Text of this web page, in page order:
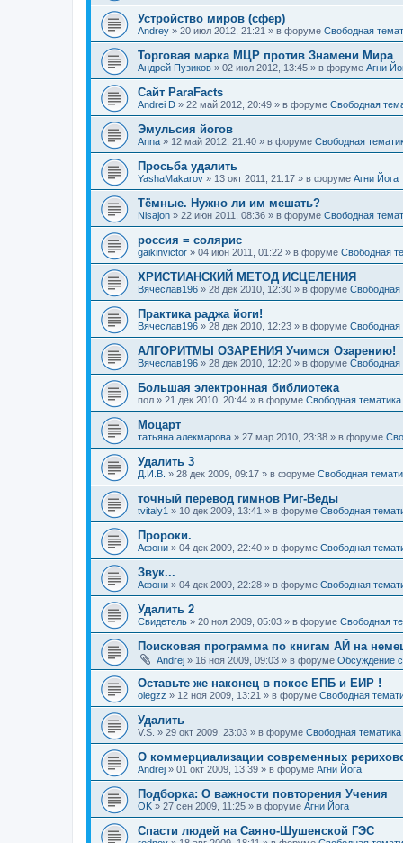
Устройство миров (сфер)
Andrey » 20 июл 2012, 21:21 » в форуме Свободная
Торговая марка МЦР против Знамени Мира
Андрей Пузиков » 02 июл 2012, 13:45 » в форуме Агни
Сайт ParaFacts
Andrei D » 22 май 2012, 20:49 » в форуме Свободная
Эмульсия йогов
Anna » 12 май 2012, 21:40 » в форуме Свободная
Просьба удалить
YashaMakarov » 13 окт 2011, 21:17 » в форуме Агни Йога
Тёмные. Нужно ли им мешать?
Nisajon » 22 июн 2011, 08:36 » в форуме Свободная
россия = солярис
gaikinvictor » 04 июн 2011, 01:22 » в форуме Свободная
ХРИСТИАНСКИЙ МЕТОД ИСЦЕЛЕНИЯ
Вячеслав196 » 28 дек 2010, 12:30 » в форуме Свободная
Практика раджа йоги!
Вячеслав196 » 28 дек 2010, 12:23 » в форуме Свободная
АЛГОРИТМЫ ОЗАРЕНИЯ Учимся Озарению!
Вячеслав196 » 28 дек 2010, 12:20 » в форуме Свободная
Большая электронная библиотека
пол » 21 дек 2010, 20:44 » в форуме Свободная тематика
Моцарт
татьяна алекмарова » 27 мар 2010, 23:38 » в форуме
Удалить 3
Д.И.В. » 28 дек 2009, 09:17 » в форуме Свободная
точный перевод гимнов Риг-Веды
tvitaly1 » 10 дек 2009, 13:41 » в форуме Свободная
Пророки.
Афони » 04 дек 2009, 22:40 » в форуме Свободная
Звук...
Афони » 04 дек 2009, 22:28 » в форуме Свободная
Удалить 2
Свидетель » 20 ноя 2009, 05:03 » в форуме Свободная
Поисковая программа по книгам АЙ на
Andrej » 16 ноя 2009, 09:03 » в форуме Обсуждение
Оставьте же наконец в покое ЕПБ и ЕИР !
olegzz » 12 ноя 2009, 13:21 » в форуме Свободная
Удалить
V.S. » 29 окт 2009, 23:03 » в форуме Свободная тематика
О коммерциализации современных
Andrej » 01 окт 2009, 13:39 » в форуме Агни Йога
Подборка: О важности повторения Учения
OK » 27 сен 2009, 11:25 » в форуме Агни Йога
Спасти людей на Саяно-Шушенской ГЭС